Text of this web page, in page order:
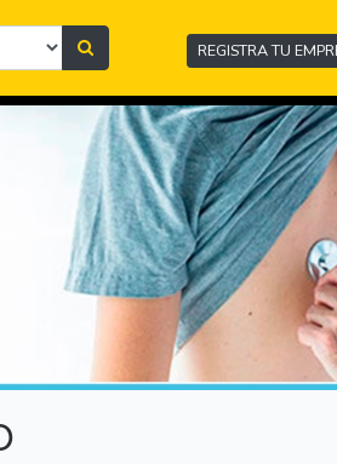
REGISTRA TU